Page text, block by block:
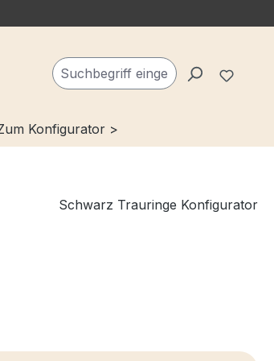
Konfigurator >
Schwarz Trauringe Konfigurator